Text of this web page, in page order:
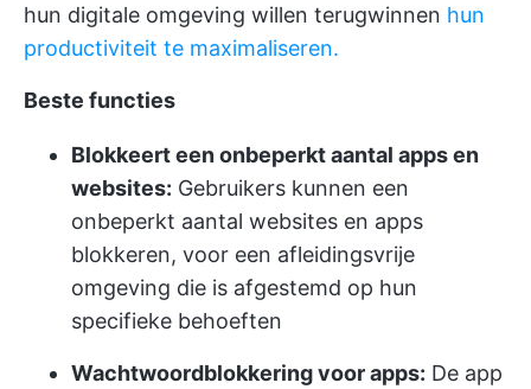
hun digitale omgeving willen terugwinnen hun
productiviteit te maximaliseren.
Beste functies
Blokkeert een onbeperkt aantal apps en
websites: Gebruikers kunnen een
onbeperkt aantal websites en apps
blokkeren, voor een afleidingsvrije
omgeving die is afgestemd op hun
specifieke behoeften
Wachtwoordblokkering voor apps: De app